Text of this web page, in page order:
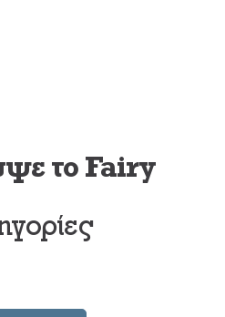
το Fairy